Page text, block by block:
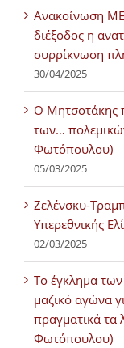
Ανακοίνωση
διέξοδος η
συρρίκνωση
30/04/2025
Ο Μητσοτάκης
των…
Φωτόπουλου)
05/03/2025
Ζελένσκυ-
Υπερεθνικής
02/03/2025
Tο έγκλημα των
μαζικό αγώνα
πραγματικά τα
Φωτόπουλου)